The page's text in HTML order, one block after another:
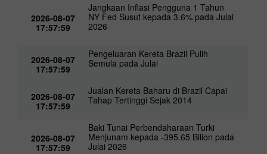
2026-08-07
17:57:59
Jangkaan Inflasi Pengguna 1 Tahun
NY Fed Susut kepada 3.6% pada Julai
2026
2026-08-07
17:57:59
Pengeluaran Kereta Brazil Pulih
Semula pada Julai
2026-08-07
17:57:59
Jualan Kereta Baharu di Brazil Capai
Tahap Tertinggi Sejak 2014
2026-08-07
17:57:59
Baki Tunai Perbendaharaan Turki
Menjunam kepada -395.65 Bilion pada
Julai 2026